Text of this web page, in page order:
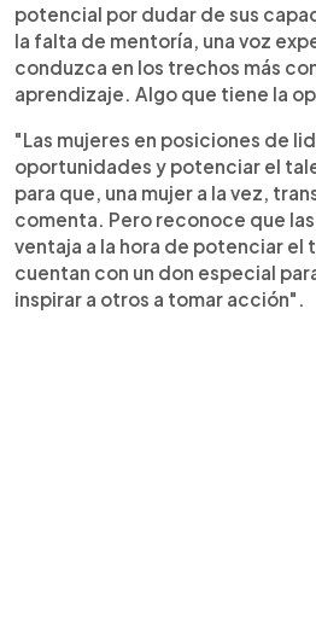
potencial por dudar de sus
la falta de mentoría, una voz
conduzca en los trechos más
aprendizaje. Algo que tiene la
"Las mujeres en posiciones de
oportunidades y potenciar el
para que, una mujer a la vez,
comenta. Pero reconoce que
ventaja a la hora de potenciar
cuentan con un don especial
inspirar a otros a tomar acción".